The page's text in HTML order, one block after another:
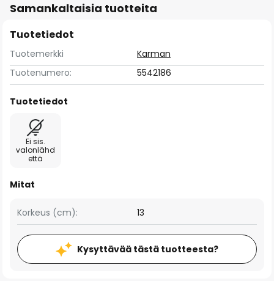
Samankaltaisia tuotteita
Tuotetiedot
Tuotemerkki
Karman
Tuotenumero:
5542186
Tuotetiedot
Ei sis.
valonlähd
että
Mitat
Korkeus (cm): 13
Kysyttävää tästä tuotteesta?